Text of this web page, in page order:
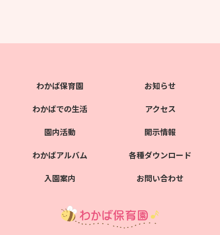
わかば保育園
わかばでの生活
園内活動
わかばアルバム
入園案内
お知らせ
アクセス
開示情報
各種ダウンロード
お問い合わせ